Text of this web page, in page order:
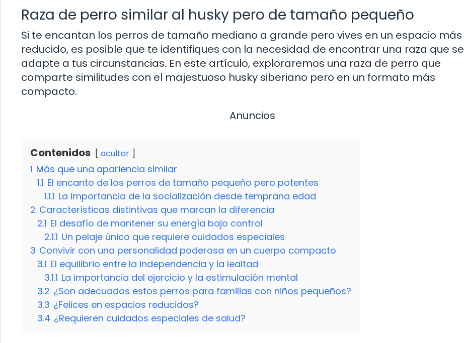
Raza de perro similar al husky pero de tamaño pequeño
Si te encantan los perros de tamaño mediano a grande pero vives en un espacio más
reducido, es posible que te identifiques con la necesidad de encontrar una raza que se
adapte a tus circunstancias. En este artículo, exploraremos una raza de perro que
comparte similitudes con el majestuoso husky siberiano pero en un formato más
compacto.
Anuncios
Contenidos ocultar
1 Más que una apariencia similar
1.1 El encanto de los perros de tamaño pequeño pero potentes
1.1.1 La importancia de la socialización desde temprana edad
2 Características distintivas que marcan la diferencia
2.1 El desafío de mantener su energía bajo control
2.1.1 Un pelaje único que requiere cuidados especiales
3 Convivir con una personalidad poderosa en un cuerpo compacto
3.1 El equilibrio entre la independencia y la lealtad
3.1.1 La importancia del ejercicio y la estimulación mental
3.2 ¿Son adecuados estos perros para familias con niños pequeños?
3.3 ¿Felices en espacios reducidos?
3.4 ¿Requieren cuidados especiales de salud?